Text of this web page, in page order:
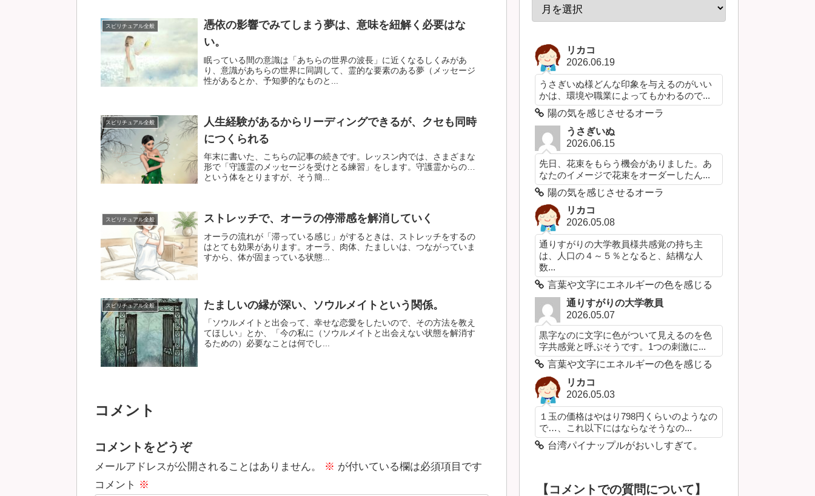
スピリチュアル全般
憑依の影響でみてしまう夢は、意味を紐解く必要はな
い。
眠っている間の意識は「あちらの世界の波長」に近くなるしくみがあ
り、意識があちらの世界に同調して、霊的な要素のある夢（メッセージ
性があるとか、予知夢的なものと...
スピリチュアル全般
人生経験があるからリーディングできるが、クセも同時
につくられる
年末に書いた、こちらの記事の続きです。レッスン内では、さまざまな
形で「守護霊のメッセージを受けとる練習」をします。守護霊からの…
という体をとりますが、そう簡...
スピリチュアル全般 ストレッチで、オーラの停滞感を解消していく
オーラの流れが「滞っている感じ」がするときは、ストレッチをするの
はとても効果があります。オーラ、肉体、たましいは、つながっていま
すから、体が固まっている状態...
スピリチュアル全般 たましいの縁が深い、ソウルメイトという関係。
「ソウルメイトと出会って、幸せな恋愛をしたいので、その方法を教え
てほしい」とか、「今の私に（ソウルメイトと出会えない状態を解消す
るための）必要なことは何でし...
コメント
コメントをどうぞ
メールアドレスが公開されることはありません。 ※ が付いている欄は必須項目です
コメント ※
リカコ
2026.06.19
うさぎいぬ様どんな印象を与えるのがいい
かは、環境や職業によってもかわるので...
陽の気を感じさせるオーラ
うさぎいぬ
2026.06.15
先日、花束をもらう機会がありました。あ
なたのイメージで花束をオーダーしたん...
陽の気を感じさせるオーラ
リカコ
2026.05.08
通りすがりの大学教員様共感覚の持ち主
は、人口の４～５％となると、結構な人
数...
言葉や文字にエネルギーの色を感じる
通りすがりの大学教員
2026.05.07
黒字なのに文字に色がついて見えるのを色
字共感覚と呼ぶそうです。1つの刺激に...
言葉や文字にエネルギーの色を感じる
リカコ
2026.05.03
１玉の価格はやはり798円くらいのようなの
で…、これ以下にはならなそうなの...
台湾パイナップルがおいしすぎて。
【コメントでの質問について】